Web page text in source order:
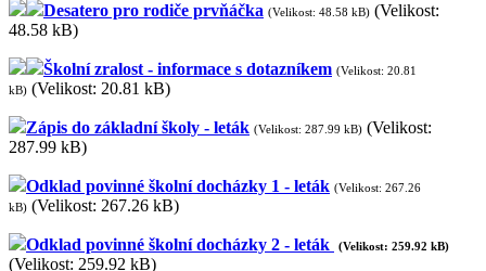
Desatero pro rodiče prvňáčka (Velikost: 48.58 kB) (Velikost:
48.58 kB)
Školní zralost - informace s dotazníkem (Velikost: 20.81
kB) (Velikost: 20.81 kB)
Zápis do základní školy - leták (Velikost: 287.99 kB) (Velikost:
287.99 kB)
Odklad povinné školní docházky 1 - leták (Velikost: 267.26
kB) (Velikost: 267.26 kB)
Odklad povinné školní docházky 2 - leták (Velikost: 259.92 kB)
(Velikost: 259.92 kB)